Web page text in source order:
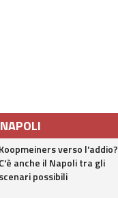
Koopmeiners verso l'addio?
C'è anche il Napoli tra gli
scenari possibili